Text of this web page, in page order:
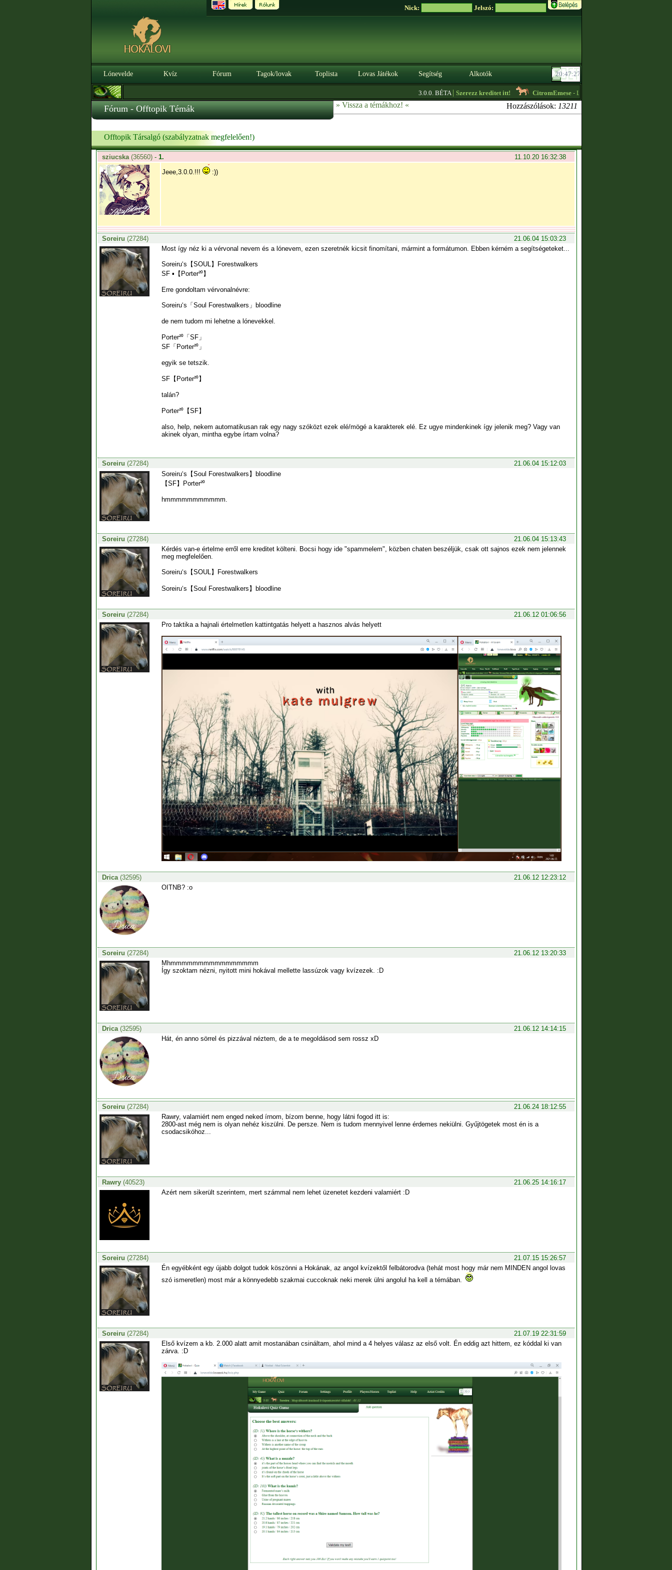
Nick: Jelszó:
Lónevelde Kvíz Fórum Tagok/lovak Toplista Lovas Játékok Segítség Alkotók
3.0.0. BÉTA| Szerezz kreditet itt! CitromEmese- Lóvásár! Ingyenes lovak is vannak!
Fórum - Offtopik Témák » Vissza a témákhoz! « Hozzászólások: 13211
Offtopik Társalgó (szabályzatnak megfelelően!)
sziucska(36560) - 1.
11.10.20 16:32:38
Jeee,3.0.0.!!!
:))
Soreiru (27284)
21.06.04 15:03:23
Most így néz ki a vérvonal nevem és a lónevem, ezen szeretnék kicsit finomítani, mármint a formátumon. Ebben kérném a segítségeteket...
Soreiru‘s【SOUL】Forestwalkers
SF ▪【Porter²⁰】
Erre gondoltam vérvonalnévre:
Soreiru‘s「Soul Forestwalkers」bloodline
de nem tudom mi lehetne a lónevekkel.
Porter²⁰「SF」
SF「Porter²⁰」
egyik se tetszik.
SF【Porter²⁰】
talán?
Porter²⁰【SF】
also, help, nekem automatikusan rak egy nagy szóközt ezek elé/mögé a karakterek elé. Ez ugye mindenkinek így jelenik meg? Vagy van
akinek olyan, mintha egybe írtam volna?
Soreiru (27284)
21.06.04 15:12:03
Soreiru‘s【Soul Forestwalkers】bloodline
【SF】Porter²⁰
hmmmmmmmmmmm.
Soreiru (27284)
21.06.04 15:13:43
Kérdés van-e értelme erről erre kreditet költeni. Bocsi hogy ide "spammelem", közben chaten beszéljük, csak ott sajnos ezek nem jelennek
meg megfelelően.
Soreiru‘s【SOUL】Forestwalkers
Soreiru‘s【Soul Forestwalkers】bloodline
Soreiru (27284)
21.06.12 01:06:56
Pro taktika a hajnali értelmetlen kattintgatás helyett a hasznos alvás helyett
Drica(32595)
21.06.12 12:23:12
OITNB? :o
Soreiru (27284)
21.06.12 13:20:33
Mhmmmmmmmmmmmmmmmm
Így szoktam nézni, nyitott mini hokával mellette lassúzok vagy kvízezek. :D
Drica(32595)
21.06.12 14:14:15
Hát, én anno sörrel és pizzával néztem, de a te megoldásod sem rossz xD
Soreiru (27284)
21.06.24 18:12:55
Rawry, valamiért nem enged neked írnom, bízom benne, hogy látni fogod itt is:
2800-ast még nem is olyan nehéz kiszülni. De persze. Nem is tudom mennyivel lenne érdemes nekiülni. Gyűjtögetek most én is a
csodacsikóhoz...
Rawry(40523)
21.06.25 14:16:17
Azért nem sikerült szerintem, mert számmal nem lehet üzenetet kezdeni valamiért :D
Soreiru (27284)
21.07.15 15:26:57
Én egyébként egy újabb dolgot tudok köszönni a Hokának, az angol kvízektől felbátorodva (tehát most hogy már nem MINDEN angol lovas
szó ismeretlen) most már a könnyedebb szakmai cuccoknak neki merek ülni angolul ha kell a témában.
Soreiru (27284)
21.07.19 22:31:59
Első kvízem a kb. 2.000 alatt amit mostanában csináltam, ahol mind a 4 helyes válasz az első volt. Én eddig azt hittem, ez kóddal ki van
zárva. :D